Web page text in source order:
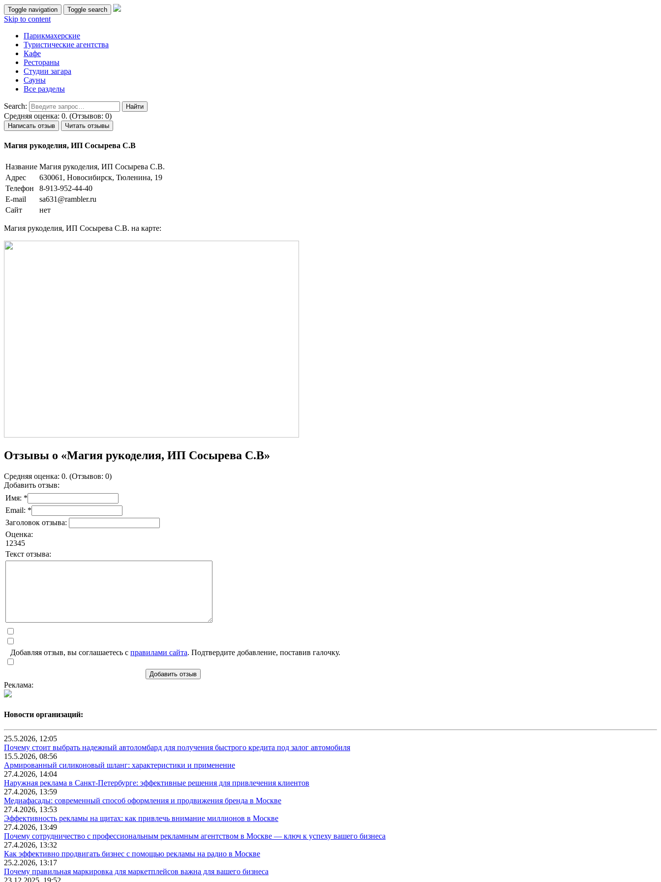
Toggle navigation Toggle search
Skip to content
Парикмахерские
Туристические агентства
Кафе
Рестораны
Студии загара
Сауны
Все разделы
Search:
Средняя оценка: 0. (Отзывов: 0)
Написать отзыв Читать отзывы
Магия рукоделия, ИП Сосырева С.В
Название Магия рукоделия, ИП Сосырева С.В.
Адрес
630061, Новосибирск, Тюленина, 19
Телефон
8-913-952-44-40
E-mail
sa631@rambler.ru
Сайт
нет
Магия рукоделия, ИП Сосырева С.В. на карте:
Отзывы о «Магия рукоделия, ИП Сосырева С.В»
Средняя оценка: 0. (Отзывов: 0)
Добавить отзыв:
Имя: *
Email: *
Заголовок отзыва:
Оценка:
1 2345
Текст отзыва:
Добавляя отзыв, вы соглашаетесь с правилами сайта. Подтвердите добавление, поставив галочку.
Добавить отзыв
Реклама:
Новости организаций:
25.5.2026, 12:05
Почему стоит выбрать надежный автоломбард для получения быстрого кредита под залог автомобиля
15.5.2026, 08:56
Армированный силиконовый шланг: характеристики и применение
27.4.2026, 14:04
Наружная реклама в Санкт-Петербурге: эффективные решения для привлечения клиентов
27.4.2026, 13:59
Медиафасады: современный способ оформления и продвижения бренда в Москве
27.4.2026, 13:53
Эффективность рекламы на щитах: как привлечь внимание миллионов в Москве
27.4.2026, 13:49
Почему сотрудничество с профессиональным рекламным агентством в Москве — ключ к успеху вашего бизнеса
27.4.2026, 13:32
Как эффективно продвигать бизнес с помощью рекламы на радио в Москве
25.2.2026, 13:17
Почему правильная маркировка для маркетплейсов важна для вашего бизнеса
23.12.2025, 19:52